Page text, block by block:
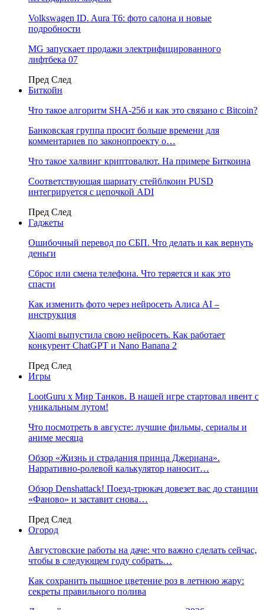
Volkswagen ID. Aura T6: фото салона и новые
подробности
MG запускает продажи электрифицированного
лифтбека 07
Пред След
Биткойн
Что такое алгоритм SHA-256 и как это связано с Bitcoin?
Банковская группа просит больше времени для
комментариев по законопроекту о…
Что такое халвинг криптовалют. На примере Биткоина
Соответствующая шариату стейблкоин PUSD
интегрируется с цепочкой ADI
Пред След
Гаджеты
Ошибочный перевод по СБП. Что делать и как вернуть
деньги
Сброс или смена телефона. Что теряется и как это
спасти
Как изменить фото через нейросеть Алиса AI –
инструкция
Xiaomi выпустила свою нейросеть. Как работает
конкурент ChatGPT и Nano Banana 2
Пред След
Игры
LootGuru x Мир Танков. В нашей игре стартовал ивент с
уникальным лутом!
Что посмотреть в августе: лучшие фильмы, сериалы и
аниме месяца
Обзор «Жизнь и страдания принца Джериана».
Нарративно-ролевой калькулятор наносит…
Обзор Denshattack! Поезд-трюкач довезет вас до станции
«Фаново» и заставит снова…
Пред След
Огород
Августовские работы на даче: что важно сделать сейчас,
чтобы в следующем году собрать…
Как сохранить пышное цветение роз в летнюю жару:
секреты правильного полива